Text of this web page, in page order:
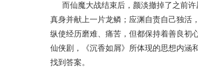
而仙魔大战结束后，颜淡撤掉了之前
真身并献上一片龙鳞；应渊自责自己独活
纵使经历磨难、痛苦，但都保持着善良初
仙侠剧，《沉香如屑》所体现的思想内涵
找到答案。